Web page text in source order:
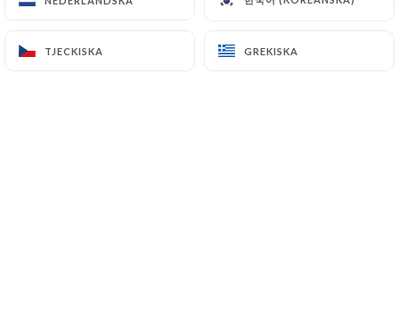
TJECKISKA GREKISKA
TJECKISKA GREKISKA